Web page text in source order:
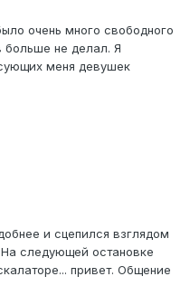
очень много свободного
больше не делал. Я
меня девушек
и сцепился взглядом
следующей остановке
привет. Общение